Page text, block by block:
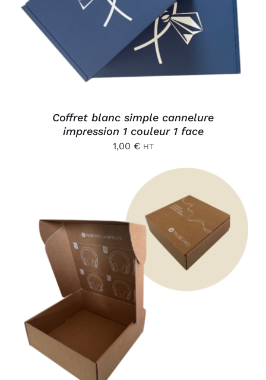
Coffret blanc simple cannelure
impression 1 couleur 1 face
1,00 € HT
AJOUTER AU PANIER
DÉTAILS